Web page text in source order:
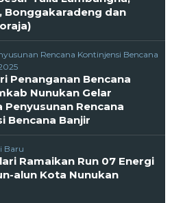
Bonggakaradeng dan
Rencana Kontinjensi Bencana
Penanganan Bencana
Nunukan Gelar
Penyusunan Rencana
Bencana Banjir
Baru
Ramaikan Run 07 Energi
alun Kota Nunukan